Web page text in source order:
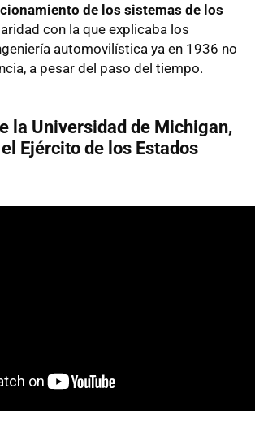
de los sistemas de los
con la que explicaba los
automovilística ya en 1936 no
a pesar del paso del tiempo.
la Universidad de Michigan,
Ejército de los Estados